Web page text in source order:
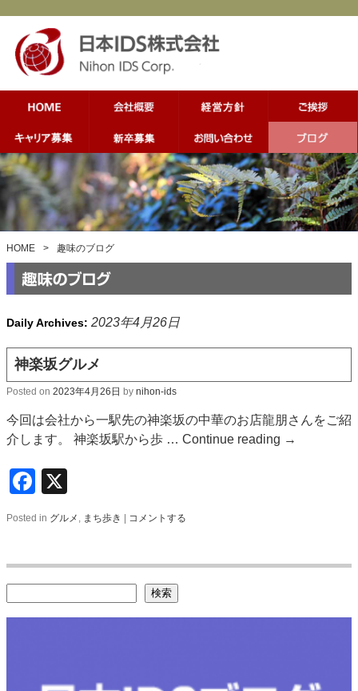
HOME > 趣味のブログ
Daily Archives: 2023年4月26日
神楽坂グルメ
Posted on 2023年4月26日 by nihon-ids
今回は会社から一駅先の神楽坂の中華のお店龍朋さんをご紹
介します。 神楽坂駅から歩 … Continue reading →
Facebook
Posted in グルメ , まち歩き コメントする
検索